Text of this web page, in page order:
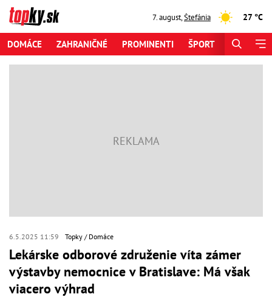
7. august,Štefánia 27 °C
DOMÁCE ZAHRANIČNÉ PROMINENTI ŠPORT
6.5.2025 11:59 Topky Domáce
Lekárske odborové združenie víta zámer
výstavby nemocnice v Bratislave: Má však
viacero výhrad